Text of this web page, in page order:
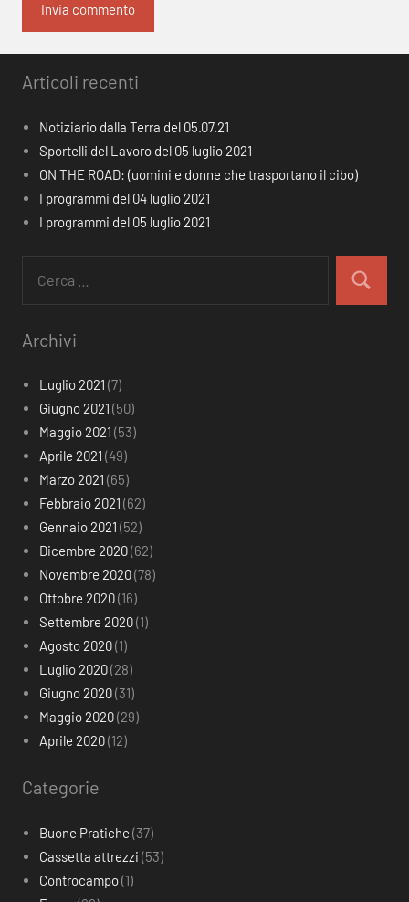
Articoli recenti
Notiziario dalla Terra del 05.07.21
Sportelli del Lavoro del 05 luglio 2021
ON THE ROAD: (uomini e donne che trasportano il cibo)
I programmi del 04 luglio 2021
I programmi del 05 luglio 2021
per:
Cerca
Archivi
Luglio 2021 (7)
Giugno 2021 (50)
Maggio 2021 (53)
Aprile 2021 (49)
Marzo 2021 (65)
Febbraio 2021 (62)
Gennaio 2021 (52)
Dicembre 2020(62)
Novembre 2020(78)
Ottobre 2020(16)
Settembre 2020(1)
Agosto 2020(1)
Luglio 2020(28)
Giugno 2020(31)
Maggio 2020(29)
Aprile 2020(12)
Categorie
Buone Pratiche (37)
Cassetta attrezzi (53)
Controcampo(1)